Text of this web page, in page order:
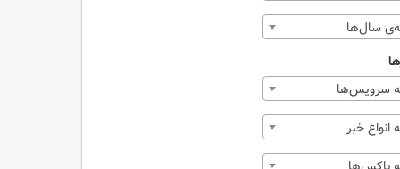
سال‌ها
سرویس‌ها
انواع خبر